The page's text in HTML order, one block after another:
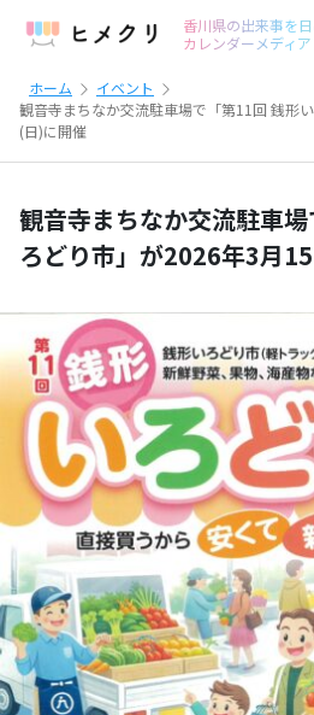
香川県の出来事を
カレンダーメディア
ホーム
イベント
観音寺まちなか交流駐車場で「第11回 銭形
(日)に開催
観音寺まちなか交流駐車
ろどり市」が2026年3月